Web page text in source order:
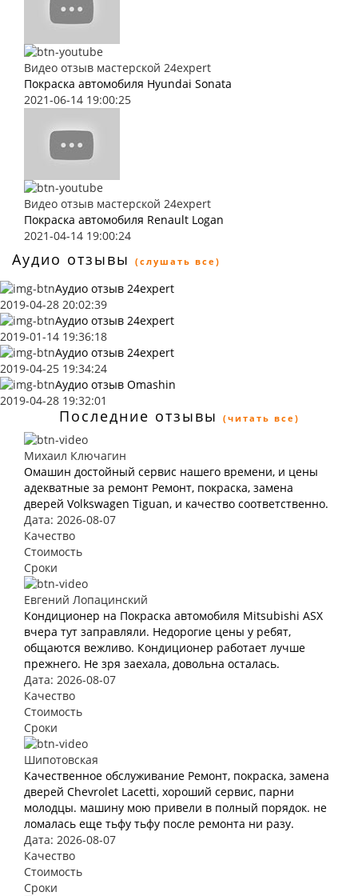
Видео отзыв мастерской 24expert
Покраска автомобиля Hyundai Sonata
2021-06-14 19:00:25
Видео отзыв мастерской 24expert
Покраска автомобиля Renault Logan
2021-04-14 19:00:24
Аудио отзывы (слушать все)
Аудио отзыв 24expert
2019-04-28 20:02:39
Аудио отзыв 24expert
2019-01-14 19:36:18
Аудио отзыв 24expert
2019-04-25 19:34:24
Аудио отзыв Omashin
2019-04-28 19:32:01
Последние отзывы (читать все)
Михаил Ключагин
Омашин достойный сервис нашего времени, и цены
адекватные за ремонт Ремонт, покраска, замена
дверей Volkswagen Tiguan, и качество соответственно.
Дата: 2026-08-07
Качество
Стоимость
Сроки
Евгений Лопацинский
Кондиционер на Покраска автомобиля Mitsubishi ASX
вчера тут заправляли. Недорогие цены у ребят,
общаются вежливо. Кондиционер работает лучше
прежнего. Не зря заехала, довольна осталась.
Дата: 2026-08-07
Качество
Стоимость
Сроки
Шипотовская
Качественное обслуживание Ремонт, покраска, замена
дверей Chevrolet Lacetti, хороший сервис, парни
молодцы. машину мою привели в полный порядок. не
ломалась еще тьфу тьфу после ремонта ни разу.
Дата: 2026-08-07
Качество
Стоимость
Сроки